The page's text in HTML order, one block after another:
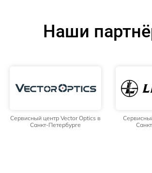
Наши
Сервисный центр Vector Optics в
Санкт-Петербурге